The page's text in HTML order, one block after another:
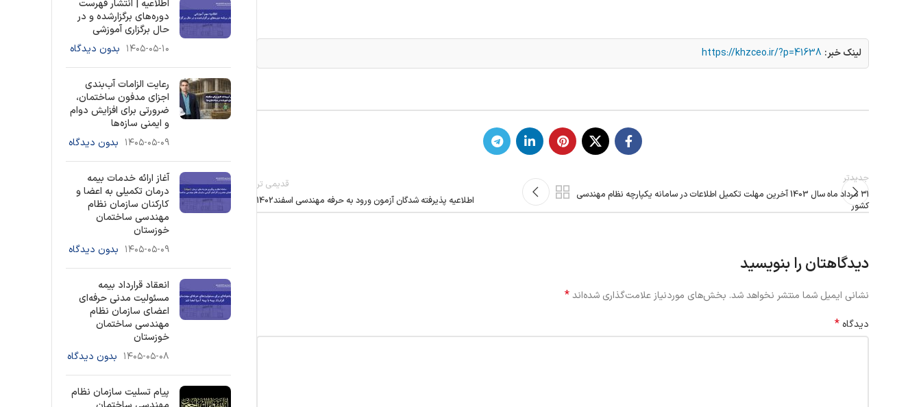
لینک خبر: https://khzceo.ir/?p=41638
جدیدتر
۳۱ مرداد ماه سال 1403 آخرین مهلت تکمیل اطلاعات در سامانه یکپارچه نظام مهندسی
کشور
قدیمی تر
اطلاعیه پذیرفته شدگان آزمون ورود به حرفه مهندسی اسفند1402
دیدگاهتان را بنویسید
نشانی ایمیل شما منتشر نخواهد شد. بخش‌های موردنیاز علامت‌گذاری شده‌اند*
دیدگاه *
اطلاعیه | انتشار فهرست
دوره‌های برگزارشده و در
حال برگزاری آموزشی
۱۴۰۵-۰۵-۱۰ بدون دیدگاه
رعایت الزامات آب‌بندی
اجزای مدفون ساختمان،
ضرورتی برای افزایش دوام
و ایمنی سازه‌ها
۱۴۰۵-۰۵-۰۹ بدون دیدگاه
آغاز ارائه خدمات بیمه
درمان تکمیلی به اعضا و
کارکنان سازمان نظام
مهندسی ساختمان
خوزستان
۱۴۰۵-۰۵-۰۹ بدون دیدگاه
انعقاد قرارداد بیمه
مسئولیت مدنی حرفه‌ای
اعضای سازمان نظام
مهندسی ساختمان
خوزستان
۱۴۰۵-۰۵-۰۸ بدون دیدگاه
پیام تسلیت سازمان نظام